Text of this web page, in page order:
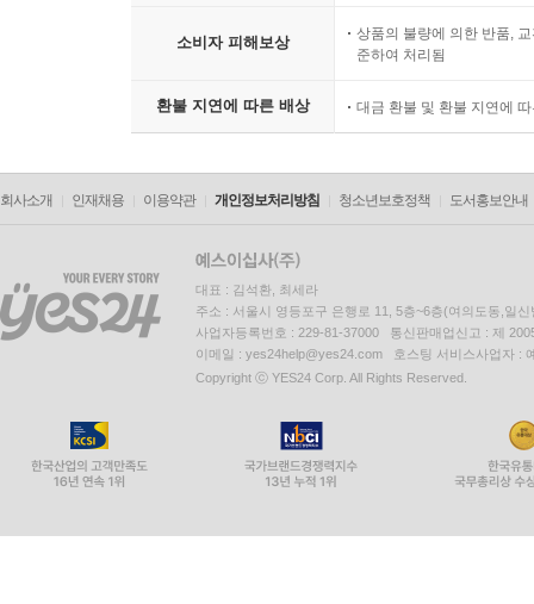
소비자 피해보상
상품의 불량에 의한 반품,
준하여 처리됨
환불 지연에 따른 배상 대금 환불 및 환불 지연에
회사소개 인재채용 이용약관 개인정보처리방침 청소년보호정책 도서홍보안내
대표 : 김석환, 최세라
주소 : 서울시 영등포구 은행로 11, 5층~6층(여의도동,일신
사업자등록번호 : 229-81-37000 통신판매업신고 : 제
이메일 : yes24help@yes24.com 호스팅 서비스사업자 :
Copyright ⓒ YES24 Corp. All Rights Reserved.